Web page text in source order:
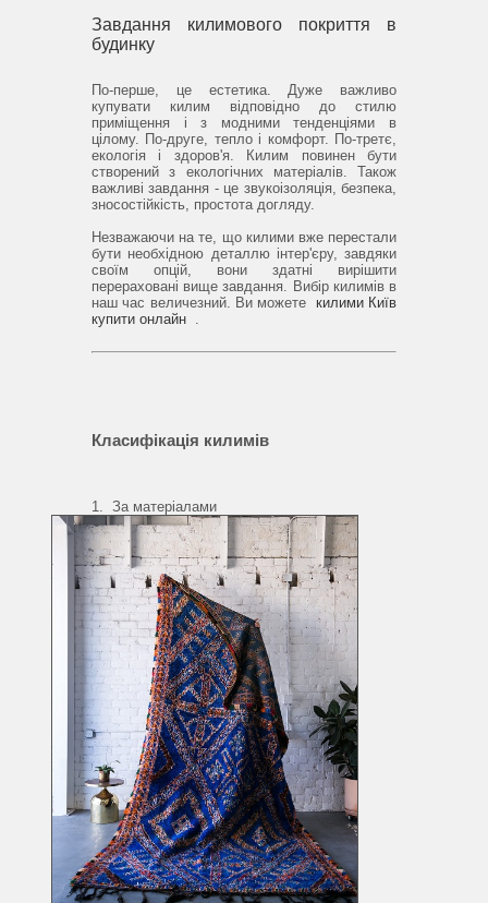
Завдання килимового покриття в
будинку
По-перше, це естетика.Дуже важливо
купувати килим відповідно до стилю
приміщення і з модними тенденціями в
цілому. По-друге, тепло і комфорт. По-третє,
екологія і здоров'я.
Килим повинен бути
створений з екологічних матеріалів. Також
важливі завдання - це звукоізоляція, безпека,
зносостійкість, простота догляду.
Незважаючи на те, що килими вже перестали
бути необхідною деталлю інтер'єру, завдяки
своїм опцій, вони здатні вирішити
перераховані вище завдання. Вибір килимів в
наш час величезний. Ви можете килими Київ
купити онлайн .
Класифікація килимів
1. За матеріалами